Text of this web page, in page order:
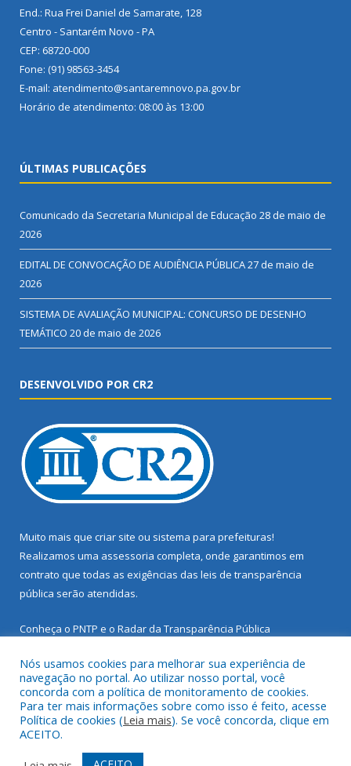
End.: Rua Frei Daniel de Samarate, 128
Centro - Santarém Novo - PA
CEP: 68720-000
Fone: (91) 98563-3454
E-mail: atendimento@santaremnovo.pa.gov.br
Horário de atendimento: 08:00 às 13:00
ÚLTIMAS PUBLICAÇÕES
Comunicado da Secretaria Municipal de Educação 28 de maio de
2026
EDITAL DE CONVOCAÇÃO DE AUDIÊNCIA PÚBLICA27 de maio de
2026
SISTEMA DE AVALIAÇÃO MUNICIPAL: CONCURSO DE DESENHO
TEMÁTICO 20 de maio de 2026
DESENVOLVIDO POR CR2
Muito mais que criar site ou sistema para prefeituras!
Realizamos uma assessoria completa, onde garantimos em
contrato que todas as exigências das leis de transparência
pública serão atendidas.
Conheça o PNTP e o Radar da Transparência Pública
Todos os direitos reservados a Prefeitura Municipal de Santarém
Novo.
Mapa do Site Acessar Área Administrativa
Nós usamos cookies para melhorar sua experiência de
navegação no portal. Ao utilizar nosso portal, você
concorda com a política de monitoramento de cookies.
Para ter mais informações sobre como isso é feito, acesse
Política de cookies (Leia mais). Se você concorda, clique em
ACEITO.